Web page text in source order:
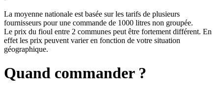
La moyenne nationale est basée sur les tarifs de plusieurs
fournisseurs pour une commande de 1000 litres non groupée.
Le prix du fioul entre 2 communes peut être fortement différent. En
effet les prix peuvent varier en fonction de votre situation
géographique.
Quand commander ?